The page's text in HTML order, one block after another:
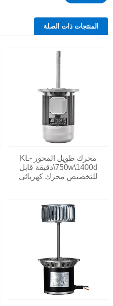
المنتجات ذات الصلة
محرك طويل المحور KL-
750w\1400d\دقيقة قابل
للتخصيص محرك كهربائي